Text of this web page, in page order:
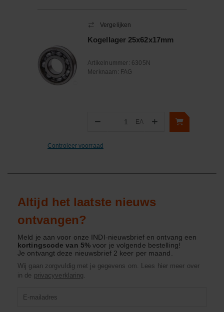
Vergelijken
Kogellager 25x62x17mm
Artikelnummer: 6305N
Merknaam: FAG
− Aantal
EA +
Controleer voorraad
Altijd het laatste nieuws
ontvangen?
Meld je aan voor onze INDI-nieuwsbrief en ontvang een
kortingscode van 5%voor je volgende bestelling!
Je ontvangt deze nieuwsbrief 2 keer per maand.
Wij gaan zorgvuldig met je gegevens om. Lees hier meer over
in de privacyverklaring.